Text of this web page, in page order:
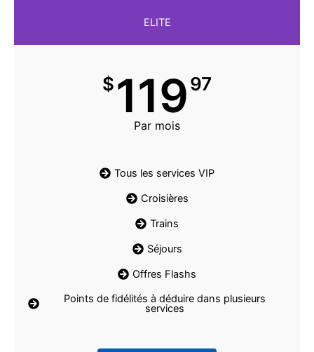
ELITE
$11997
Par mois
Tous les services VIP
Croisières
Trains
Séjours
Offres Flashs
Points de fidélités à déduire dans plusieurs
services